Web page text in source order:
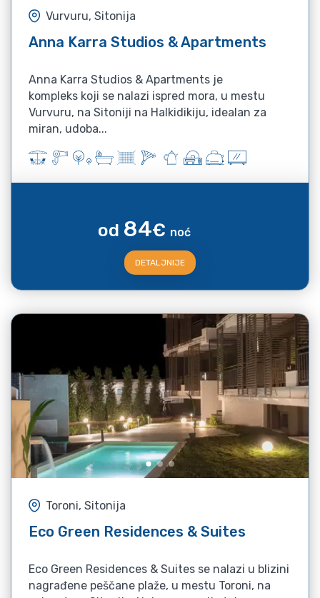
Vurvuru, Sitonija
Anna Karra Studios & Apartments
Anna Karra Studios & Apartments je
kompleks koji se nalazi ispred mora, u mestu
Vurvuru, na Sitoniji na Halkidikiju, idealan za
miran, udoba...
od 84€ noć
DETALJNIJE
Toroni, Sitonija
Eco Green Residences & Suites
Eco Green Residences & Suites se nalazi u blizini
nagrađene peščane plaže, u mestu Toroni, na